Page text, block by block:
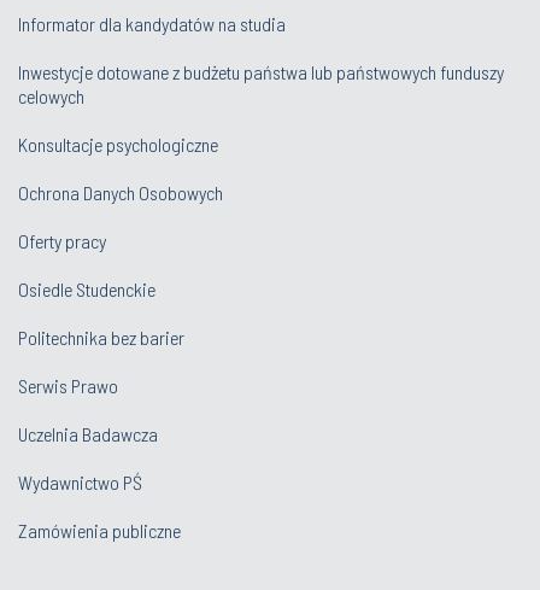
Informator dla kandydatów na studia
Inwestycje dotowane z budżetu państwa lub państwowych funduszy
celowych
Konsultacje psychologiczne
Ochrona Danych Osobowych
Oferty pracy
Osiedle Studenckie
Politechnika bez barier
Serwis Prawo
Uczelnia Badawcza
Wydawnictwo PŚ
Zamówienia publiczne